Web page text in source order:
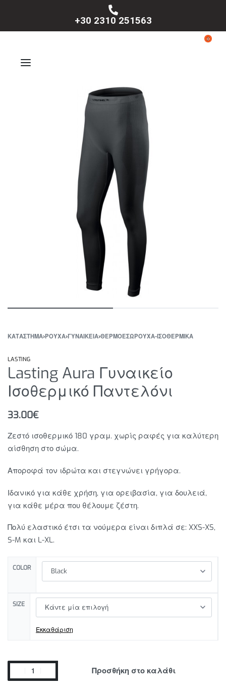
+30 2310 251563
0
ΚΑΤΆΣΤΗΜΑ›ΡΟΥΧΑ›ΓΥΝΑΙΚΕΙΑ›ΘΕΡΜΟΕΣΏΡΟΥΧΑ-ΙΣΟΘΕΡΜΙΚΑ
LASTING
Lasting Aura Γυναικείο
Ισοθερμικό Παντελόνι
33.00€
Ζεστό ισοθερμικό 180 γραμ. χωρίς ραφές για καλύτερη
αίσθηση στο σώμα.
Αποροφά τον ιδρώτα και στεγνώνει γρήγορα.
Ιδανικό για κάθε χρήση, για ορειβασία, για δουλειά,
για κάθε μέρα που θέλουμε ζέστη.
Πολύ ελαστικό έτσι τα νούμερα είναι διπλά σε: XXS-XS,
S-M και L-XL.
COLOR
SIZE
Εκκαθάριση
Προσθήκη στο καλάθι